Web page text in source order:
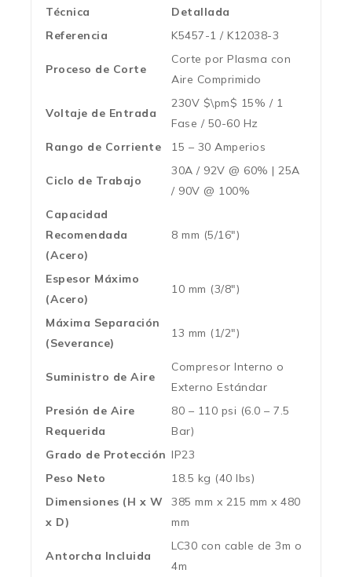
Técnica
Detallada
Referencia
K5457-1 / K12038-3
Proceso de Corte
Corte por Plasma con
Aire Comprimido
Voltaje de Entrada
230V $\pm$ 15% / 1
Fase / 50-60 Hz
Rango de Corriente
15 – 30 Amperios
Ciclo de Trabajo
30A / 92V @ 60% | 25A
/ 90V @ 100%
Capacidad
Recomendada
(Acero)
8 mm (5/16″)
Espesor Máximo
(Acero)
10 mm (3/8″)
Máxima Separación
(Severance)
13 mm (1/2″)
Suministro de Aire
Compresor Interno o
Externo Estándar
Presión de Aire
Requerida
80 – 110 psi (6.0 – 7.5
Bar)
Grado de Protección IP23
Peso Neto
18.5 kg (40 lbs)
Dimensiones (H x W
x D)
385 mm x 215 mm x 480
mm
Antorcha Incluida
LC30 con cable de 3m o
4m